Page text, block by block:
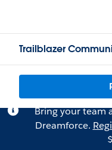
Trailblazer
Bring your team
Dreamforce.